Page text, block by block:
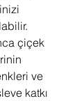
çiçek
ve
katkı